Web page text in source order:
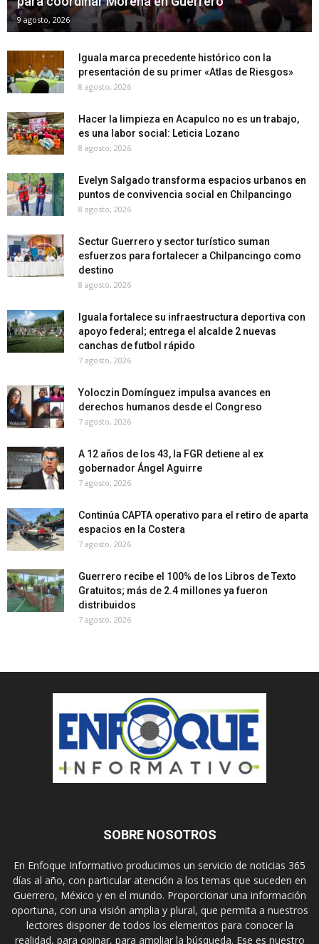
9 agosto, 2026
Iguala marca precedente histórico con la
presentación de su primer «Atlas de Riesgos»
8 agosto, 2026
Hacer la limpieza en Acapulco no es un trabajo,
es una labor social: Leticia Lozano
8 agosto, 2026
Evelyn Salgado transforma espacios urbanos en
puntos de convivencia social en Chilpancingo
8 agosto, 2026
Sectur Guerrero y sector turístico suman
esfuerzos para fortalecer a Chilpancingo como
destino
8 agosto, 2026
Iguala fortalece su infraestructura deportiva con
apoyo federal; entrega el alcalde 2 nuevas
canchas de futbol rápido
7 agosto, 2026
Yoloczin Domínguez impulsa avances en
derechos humanos desde el Congreso
7 agosto, 2026
A 12 años de los 43, la FGR detiene al ex
gobernador Ángel Aguirre
7 agosto, 2026
Continúa CAPTA operativo para el retiro de aparta
espacios en la Costera
7 agosto, 2026
Guerrero recibe el 100% de los Libros de Texto
Gratuitos; más de 2.4 millones ya fueron
distribuidos
7 agosto, 2026
SOBRE NOSOTROS
En Enfoque Informativo producimos un servicio de noticias 365
días al año, con particular atención a los temas que suceden en
Guerrero, México y en el mundo. Proporcionar una información
oportuna, con una visión amplia y plural, que permita a nuestros
lectores disponer de todos los elementos para conocer la
realidad, para opinar, para ampliar la búsqueda. Ese es nuestro